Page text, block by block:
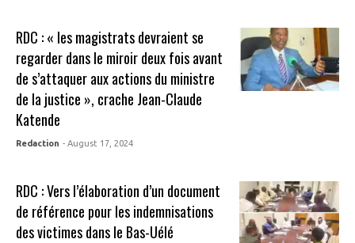
RDC : « les magistrats devraient se
regarder dans le miroir deux fois avant
de s’attaquer aux actions du ministre
de la justice », crache Jean-Claude
Katende
Redaction - August 17, 2024
RDC : Vers l’élaboration d’un document
de référence pour les indemnisations
des victimes dans le Bas-Uélé